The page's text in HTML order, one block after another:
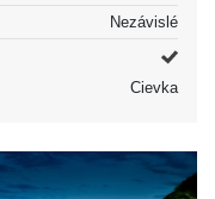
Nezávislé
Cievka